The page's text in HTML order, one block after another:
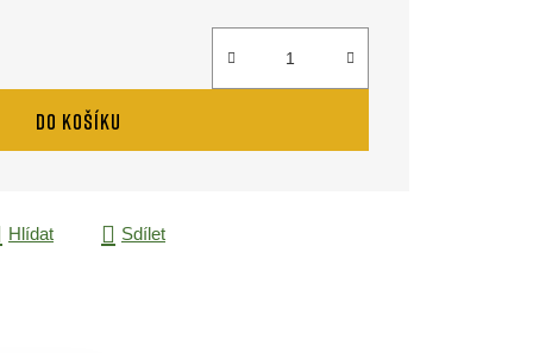
DO KOŠÍKU
Hlídat Sdílet